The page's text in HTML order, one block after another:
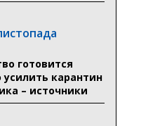
готовится
усилить карантин
– источники